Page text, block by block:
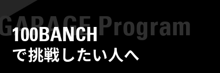
100BANCH
で挑戦したい人へ